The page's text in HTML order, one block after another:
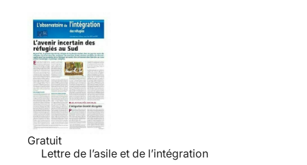
Gratuit
Lettre de l’asile et de l’intégration